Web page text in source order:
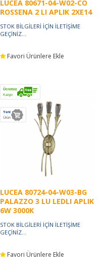
LUCEA 80671-04-W02-CO
ROSSENA 2 LI APLIK 2XE14
STOK BİLGİLERİ İÇİN İLETİŞİME
GEÇİNİZ...
Favori Ürünlere Ekle
Ücretsiz
Kargo
Yeni
Ürün
LUCEA 80724-04-W03-BG
PALAZZO 3 LU LEDLI APLIK
6W 3000K
STOK BİLGİLERİ İÇİN İLETİŞİME
GEÇİNİZ...
Favori Ürünlere Ekle